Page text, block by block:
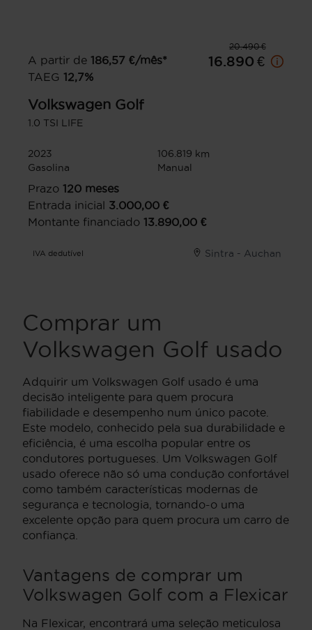
20.490 €
A partir de 186,57 €/mês*
TAEG 12,7%
16.890 €
Volkswagen Golf
1.0 TSI LIFE
2023
106.819 km
Gasolina
Manual
Prazo 120 meses
Entrada inicial 3.000,00 €
Montante financiado 13.890,00 €
IVA dedutível Sintra - Auchan
Comprar um
Volkswagen Golf usado
Adquirir um Volkswagen Golf usado é uma
decisão inteligente para quem procura
fiabilidade e desempenho num único pacote.
Este modelo, conhecido pela sua durabilidade e
eficiência, é uma escolha popular entre os
condutores portugueses. Um Volkswagen Golf
usado oferece não só uma condução confortável
como também características modernas de
segurança e tecnologia, tornando-o uma
excelente opção para quem procura um carro de
confiança.
Vantagens de comprar um
Volkswagen Golf com a Flexicar
Na Flexicar, encontrará uma seleção meticulosa